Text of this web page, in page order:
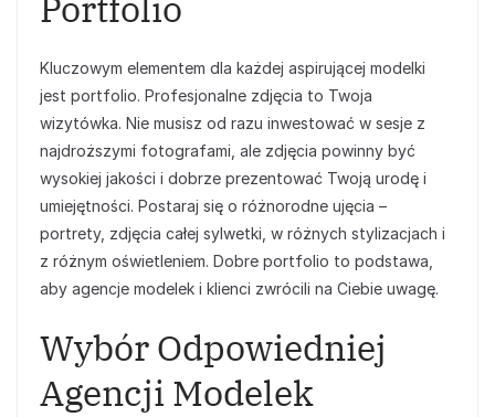
Kluczowym elementem dla każdej aspirującej modelki
jest portfolio. Profesjonalne zdjęcia to Twoja
wizytówka. Nie musisz od razu inwestować w sesje z
najdroższymi fotografami, ale zdjęcia powinny być
wysokiej jakości i dobrze prezentować Twoją urodę i
umiejętności. Postaraj się o różnorodne ujęcia –
portrety, zdjęcia całej sylwetki, w różnych stylizacjach i
z różnym oświetleniem. Dobre portfolio to podstawa,
aby agencje modelek i klienci zwrócili na Ciebie uwagę.
Wybór Odpowiedniej
Agencji Modelek